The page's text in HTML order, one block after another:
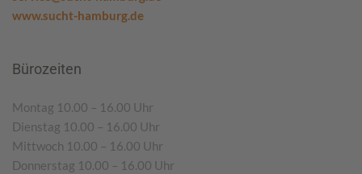
www.sucht-hamburg.de
Bürozeiten
Montag 10.00 – 16.00 Uhr
Dienstag 10.00 – 16.00 Uhr
Mittwoch 10.00 – 16.00 Uhr
Donnerstag 10.00 – 16.00 Uhr